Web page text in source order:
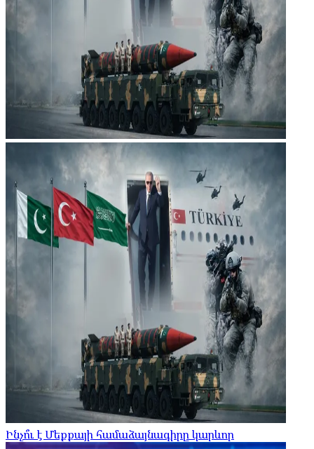
Ինչո՞ւ է Մեքքայի համաձայնագիրը կարևոր